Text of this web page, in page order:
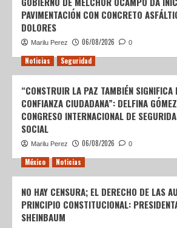
PAVIMENTACIÓN CON CONCRETO
DOLORES
Marilu Perez 06/08/2026 0
Noticias Seguridad
“CONSTRUIR LA PAZ TAMBIÉN SIGNIFICA
CONFIANZA CIUDADANA”: DELFINA
CONGRESO INTERNACIONAL DE
SOCIAL
Marilu Perez 06/08/2026 0
México Noticias
NO HAY CENSURA; EL DERECHO DE LAS
PRINCIPIO CONSTITUCIONAL:
SHEINBAUM